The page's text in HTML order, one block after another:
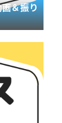
＆振り